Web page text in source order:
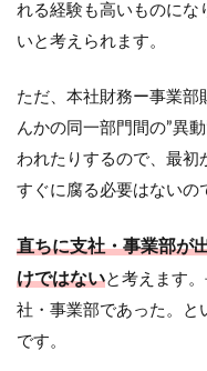
れる経験も高いものにな
いと考えられます。
ただ、本社財務ー事業部
んかの同一部門間の”異
われたりするので、最初
すぐに腐る必要はないの
直ちに支社・事業部が
けではないと考えます
社・事業部であった。と
です。